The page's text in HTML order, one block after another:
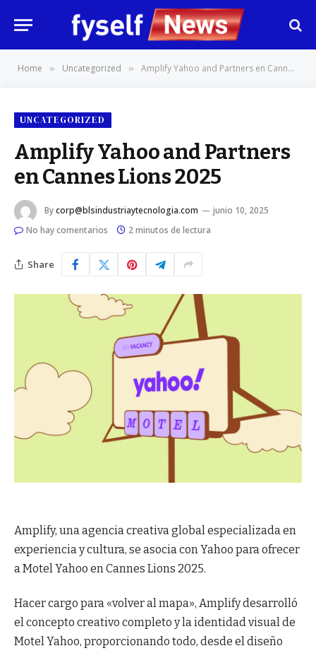
Home » Uncategorized » Amplify Yahoo and Partners en Cannes Lions 2025
UNCATEGORIZED
Amplify Yahoo and Partners
en Cannes Lions 2025
Bycorp@blsindustriaytecnologia.com
junio 10, 2025
No hay comentarios
2 minutos de lectura
Share
Amplify, una agencia creativa global especializada en
experiencia y cultura, se asocia con Yahoo para ofrecer
a Motel Yahoo en Cannes Lions 2025.
Hacer cargo para «volver al mapa», Amplify desarrolló
el concepto creativo completo y la identidad visual de
Motel Yahoo, proporcionando todo, desde el diseño